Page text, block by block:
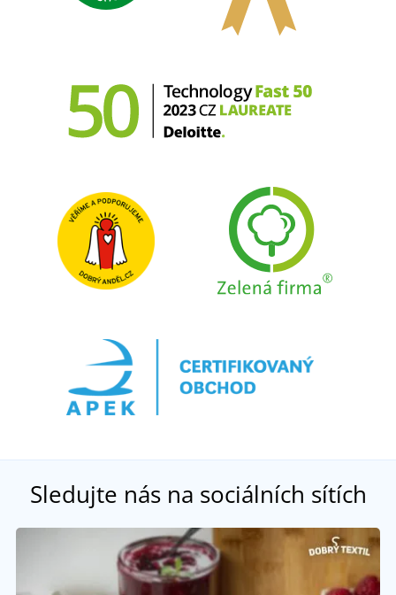
Sledujte nás na sociálních sítích